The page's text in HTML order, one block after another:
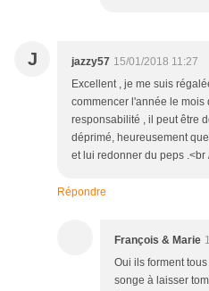
J jazzy57 15/01/2018 11:27
Excellent , je me suis
commencer l'année le mois
responsabilité , il peut être
déprimé, heureusement
et lui redonner du peps
Répondre
François & Marie
Oui ils forment
songe à laisser